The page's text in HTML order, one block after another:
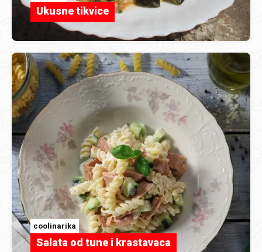
Ukusne tikvice
coolinarika
Salata od tune i krastavaca